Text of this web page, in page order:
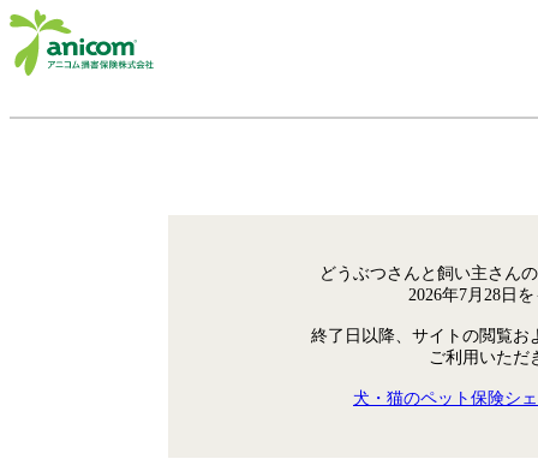
どうぶつさんと飼い主さん
2026年7月28日
終了日以降、サイトの閲覧お
ご利用いただ
犬・猫のペット保険シ